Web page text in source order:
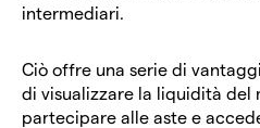
intermediari.
Ciò offre una serie di
di visualizzare la liquidità del
partecipare alle aste e